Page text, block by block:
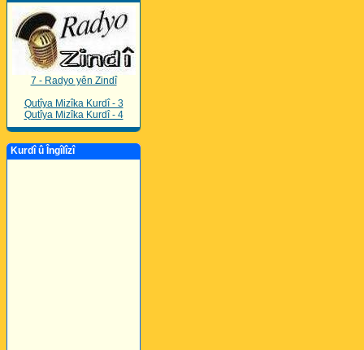
7 - Radyo yên Zindî
Qutîya Mizîka Kurdî - 3
Qutîya Mizîka Kurdî - 4
Kurdî û Îngîlîzî